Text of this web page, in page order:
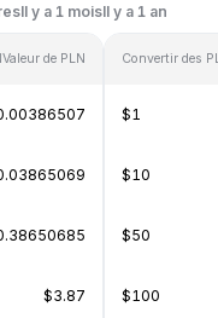
Il y a 1 moisIl y a 1 an
Valeur de PLN
$3.87
Convertir des
$1
$10
$50
$100